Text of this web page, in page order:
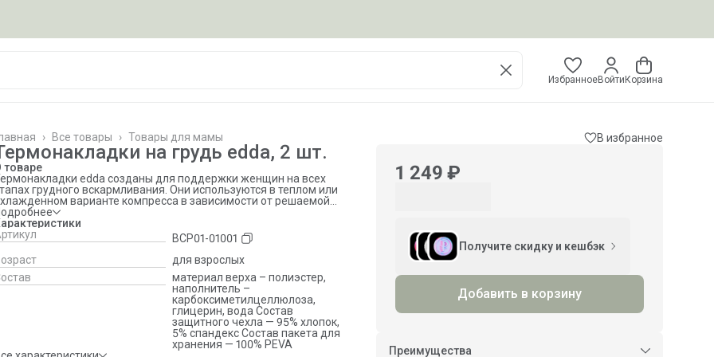
ИзбранноеВойти Корзина
Товары для мамы
Все товары ›
›
на грудь edda, 2 шт.
товаре
edda созданы для поддержки женщин на всех
грудного вскармливания. Они используются в теплом или
варианте компресса в зависимости от решаемой
Это удобное, безопасное и многофункциональное
которое сопровождает маму не только на протяжении
периода кормления, но и в предродовой период и помогает
на самом важном – заботе о малыше.
edda – это: — Безопасный состав: внутри
– высококачественный медицинский гель. Отсутствует
А, латекс, свинец. — Простая активация компресса:
нагревать – в горячей воде или в СВЧ-печи, охлаждать – в
холодной воде или в холодильнике. — Равномерное воздействие:
медицинский термогель распределён равномерно внутри
накладки, обеспечивая нагрев и охлаждение по всей
поверхности. — Анатомическая форма: термонакладки удобно
ложатся под топ или бюстгальтер, принимая форму груди и
BCP01-01001
для взрослых
материал верха – полиэстер,
наполнитель –
карбоксиметилцеллюлоза,
глицерин, вода Состав
защитного чехла — 95% хлопок,
5% спандекс Состав пакета для
хранения — 100% PEVA
В избранное
1 249 ₽
Получите скидку и кешбэк
Добавить в корзину
Преимущества